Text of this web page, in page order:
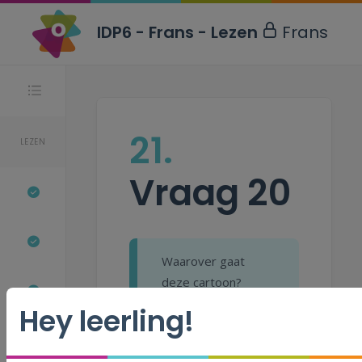
LEZEN
21.
Vraag 20
Waarover gaat
deze cartoon?
IDP6 - Frans - Lezen Frans
Hey leerling!